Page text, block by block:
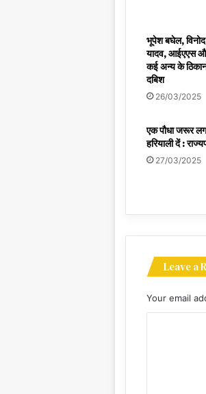
भूपेश बघेल, विनोद
यादव, आईएएस
कई अन्य के
दबिश
26/03/2025
एक पौधा जरूर
हरियाली दें :
27/03/2025
Leave a
Your email